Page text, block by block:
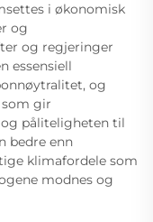
i økonomisk
og
og regjeringer
essensiell
og
gir
påliteligheten til
bedre enn
klimafordele som
modnes og